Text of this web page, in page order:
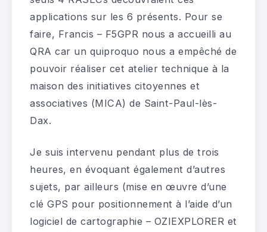
applications sur les 6 présents. Pour se
faire, Francis – F5GPR nous a accueilli au
QRA car un quiproquo nous a empêché de
pouvoir réaliser cet atelier technique à la
maison des initiatives citoyennes et
associatives (MICA) de Saint-Paul-lès-
Dax.
Je suis intervenu pendant plus de trois
heures, en évoquant également d’autres
sujets, par ailleurs (mise en œuvre d’une
clé GPS pour positionnement à l’aide d’un
logiciel de cartographie – OZIEXPLORER et